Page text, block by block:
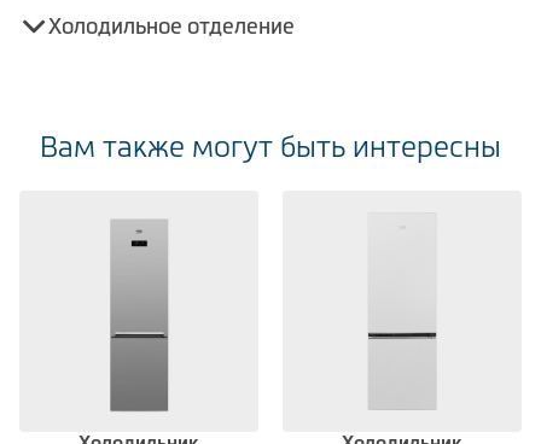
Холодильное отделение
Вам также могут быть интересны